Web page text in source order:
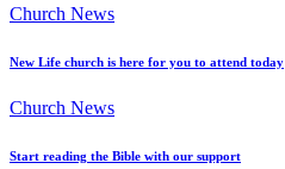
Church News
New Life church is here for you to attend today
Church News
Start reading the Bible with our support